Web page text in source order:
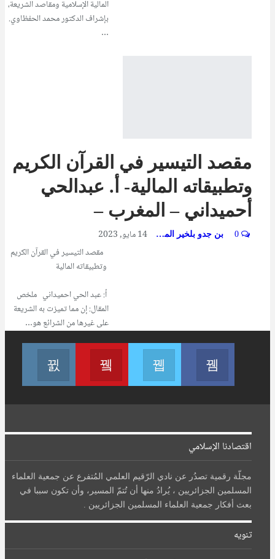
المالية الإسلامية ومقاصد الشريعة،
بإشراف الدكتور محمد الحفظاوي.
…
مقصد التيسير في القرآن الكريم
وتطبيقاته المالية- أ. عبدالحي
أحميداني – المغرب –
بن جدو بلخير المشرف العام 14 مايو, 2023
مقصد التيسير في القرآن الكريم
وتطبيقاته المالية
أ: عبد الحي احميداني ملخص
المقال: إن مما تميزت به الشريعة
على غيرها من الشرائع هو…
اقتصادنا الإسلامي
مجلّة رقمية تصدُر عن نادي الرّقيم العلمي المُتفرع عن جمعية العلماء
المسلمين الجزائريين ، يُرادُ منها أن تُتمّ المسير، وأن تكون سببا في
بعث أفكار جمعية العلماء المسلمين الجزائريين .
تنويه